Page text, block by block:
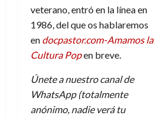
veterano, entró en la línea en
1986, del que os hablaremos
en docpastor.com-Amamos la
Cultura Popen breve.
Únete a nuestro canal de
WhatsApp (totalmente
anónimo, nadie verá tu